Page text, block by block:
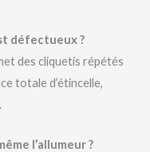
défectueux ?
des cliquetis répétés
totale d’étincelle,
l’allumeur ?